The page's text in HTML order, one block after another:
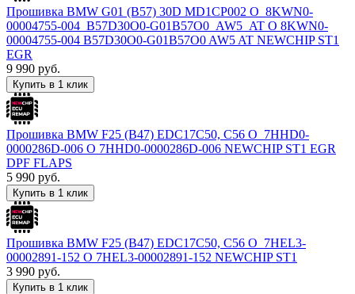
Прошивка BMW G01 (B57) 30D MD1CP002 O_8KWN0-
00004755-004_B57D30O0-G01B57O0_AW5_AT O 8KWN0-
00004755-004 B57D30O0-G01B57O0 AW5 AT NEWCHIP ST1
EGR
9 990 руб.
Купить в 1 клик
Прошивка BMW F25 (B47) EDC17C50, C56 O_7HHD0-
0000286D-006 O 7HHD0-0000286D-006 NEWCHIP ST1 EGR
DPF FLAPS
5 990 руб.
Купить в 1 клик
Прошивка BMW F25 (B47) EDC17C50, C56 O_7HEL3-
00002891-152 O 7HEL3-00002891-152 NEWCHIP ST1
3 990 руб.
Купить в 1 клик